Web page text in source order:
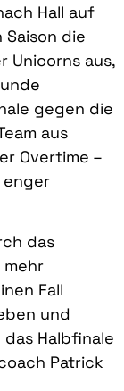
Hall auf
die
Unicorns aus,
gegen die
aus
Overtime –
enger
das
Fall
und
Halbfinale
Patrick